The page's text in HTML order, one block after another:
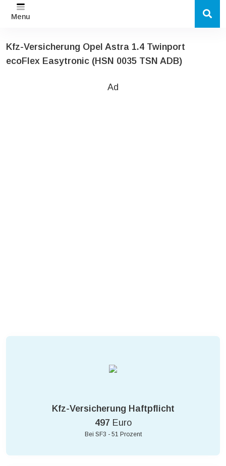
Menu
Kfz-Versicherung Opel Astra 1.4 Twinport
ecoFlex Easytronic (HSN 0035 TSN ADB)
Ad
Kfz-Versicherung Haftpflicht
497 Euro
Bei SF3 - 51 Prozent